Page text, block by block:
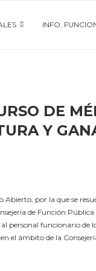
INFO.
DE
Y
Abierto, por la que se
de Función
personal funcionario de
el ámbito de la